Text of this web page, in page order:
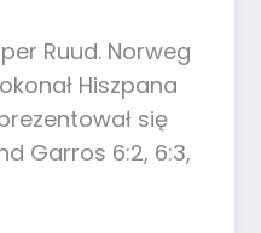
Ruud. Norweg
Hiszpana
się
Garros 6:2, 6:3,